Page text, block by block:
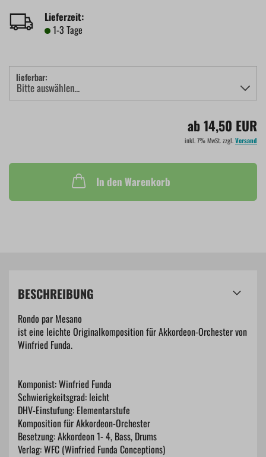
Lieferzeit:
1-3 Tage
lieferbar:
ab 14,50 EUR
inkl. 7% MwSt. zzgl.Versand
In den Warenkorb
BESCHREIBUNG
Rondo par Mesano
ist eine leichte Originalkomposition für Akkordeon-Orchester von
Winfried Funda.
Komponist: Winfried Funda
Schwierigkeitsgrad: leicht
DHV-Einstufung: Elementarstufe
Komposition für Akkordeon-Orchester
Besetzung: Akkordeon 1- 4, Bass, Drums
Verlag: WFC (Winfried Funda Conceptions)